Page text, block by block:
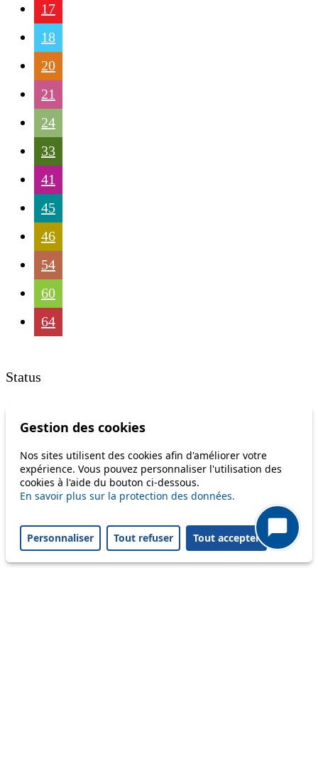
17
18
20
21
24
33
41
45
46
54
60
64
Status
Information
Disruption to come
Reset filters
Only lines affected by disruptions are listed above.
A question ? An observation ?
Gestion des cookies
Nos sites utilisent des cookies afin d'améliorer votre
expérience. Vous pouvez personnaliser l'utilisation des
cookies à l'aide du bouton ci-dessous.
En savoir plus sur la protection des données.
Personnaliser Tout refuser Tout accepter